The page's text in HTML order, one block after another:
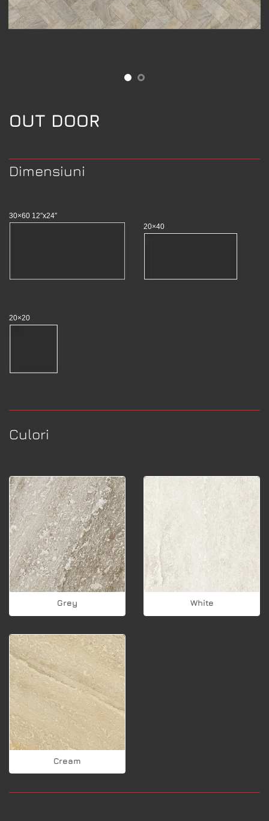
OUT DOOR
Dimensiuni
30×60 12″x24″
20×40
20×20
Culori
Grey White
Cream